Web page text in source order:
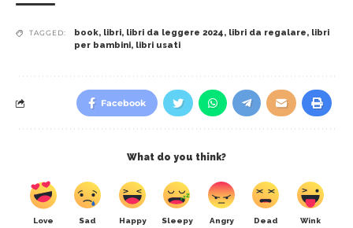
TAGGED: book, libri, libri da leggere 2024, libri da regalare, libri
per bambini, libri usati
Facebook
What do you think?
Love Sad Happy Sleepy Angry Dead Wink